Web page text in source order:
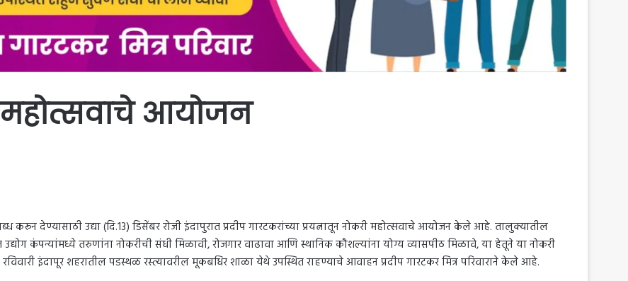
महोत्सवाचे आयोजन
करून देण्यासाठी उद्या (दि.13) डिसेंबर रोजी इंदापुरात प्रदीप गारटकरांच्या प्रयत्नातून नोकरी महोत्सवाचे आयोजन केले आहे. तालुक्यातील
कंपन्यांमध्ये तरुणांना नोकरीची संधी मिळावी, रोजगार वाढावा आणि स्थानिक कौशल्यांना योग्य व्यासपीठ मिळावे, या हेतूने या नोकरी
इंदापूर शहरातील पडस्थळ रस्त्यावरील मूकबधिर शाळा येथे उपस्थित राहण्याचे आवाहन प्रदीप गारटकर मित्र परिवाराने केले आहे.